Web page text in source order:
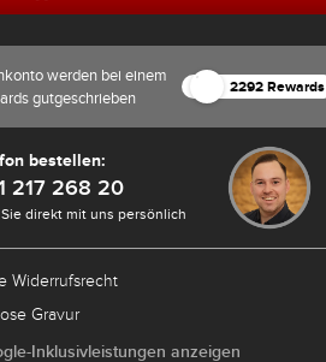
werden bei einem
gutgeschrieben
2292 Rewards
bestellen:
217 268 20
direkt mit uns persönlich
Widerrufsrecht
Gravur
Inklusivleistungen anzeigen